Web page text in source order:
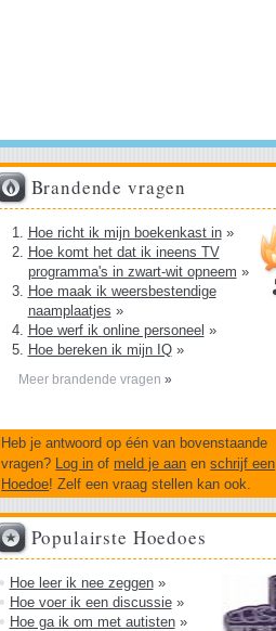
Brandende vragen
Hoe richt ik mijn boekenkast in»
Hoe komt het dat ik ineens TV
programma's in zwart-wit opneem »
Hoe maak ik weersbestendige
naamplaatjes »
Hoe werf ik online personeel »
Hoe bereken ik mijn IQ»
Meer brandende vragen »
Heb je antwoord op één van bovenstaande
vragen?
Log in of meld je aan enschrijf een
Hoedoe! Zelf een vraag stellen kan ook.
Populairste Hoedoes
Hoe leer ik nee zeggen»
Hoe voer ik een discussie»
Hoe ga ik om met autisten»